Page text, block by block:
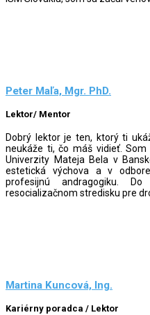
Peter Maľa, Mgr. PhD.
Lektor/ Mentor
Dobrý lektor je ten, ktorý ti
neukáže ti, čo máš vidieť.
Univerzity Mateja Bela v
estetická výchova a v
profesijnú andragogiku.
resocializačnom stredisku pre
Martina Kuncová, Ing.
Kariérny poradca / Lektor